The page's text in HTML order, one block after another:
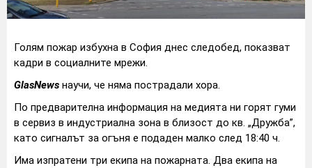
Голям пожар избухна в София днес следобед, показват
кадри в социалните мрежи.
GlasNews научи, че няма пострадали хора.
По предварителна информация на медията ни горят гуми
в сервиз в индустриална зона в близост до кв. „Дружба”,
като сигналът за огъня е подаден малко след 18:40 ч.
Има изпратени три екипа на пожарната. Два екипа на